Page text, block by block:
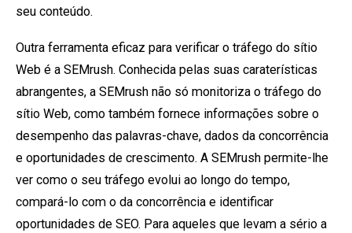
seu conteúdo.
Outra ferramenta eficaz para verificar o tráfego do sítio
Web é a SEMrush. Conhecida pelas suas caraterísticas
abrangentes, a SEMrush não só monitoriza o tráfego do
sítio Web, como também fornece informações sobre o
desempenho das palavras-chave, dados da concorrência
e oportunidades de crescimento. A SEMrush permite-lhe
ver como o seu tráfego evolui ao longo do tempo,
compará-lo com o da concorrência e identificar
oportunidades de SEO. Para aqueles que levam a sério a